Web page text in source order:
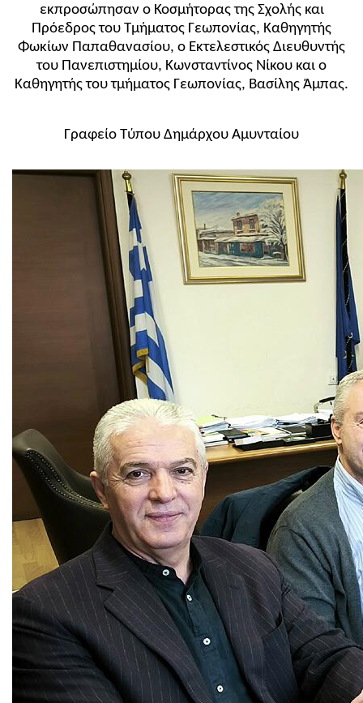
εκπροσώπησαν ο Κοσμήτορας της Σχολής και
Πρόεδρος του Τμήματος Γεωπονίας, Καθηγητής
Φωκίων Παπαθανασίου, ο Εκτελεστικός Διευθυντής
του Πανεπιστημίου, Κωνσταντίνος Νίκου και ο
Καθηγητής του τμήματος Γεωπονίας, Βασίλης Άμπας.
Γραφείο Τύπου Δημάρχου Αμυνταίου